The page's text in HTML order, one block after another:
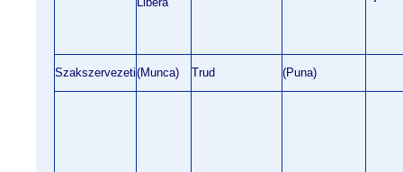
Szakszervezeti(Munca) Trud (Puna)